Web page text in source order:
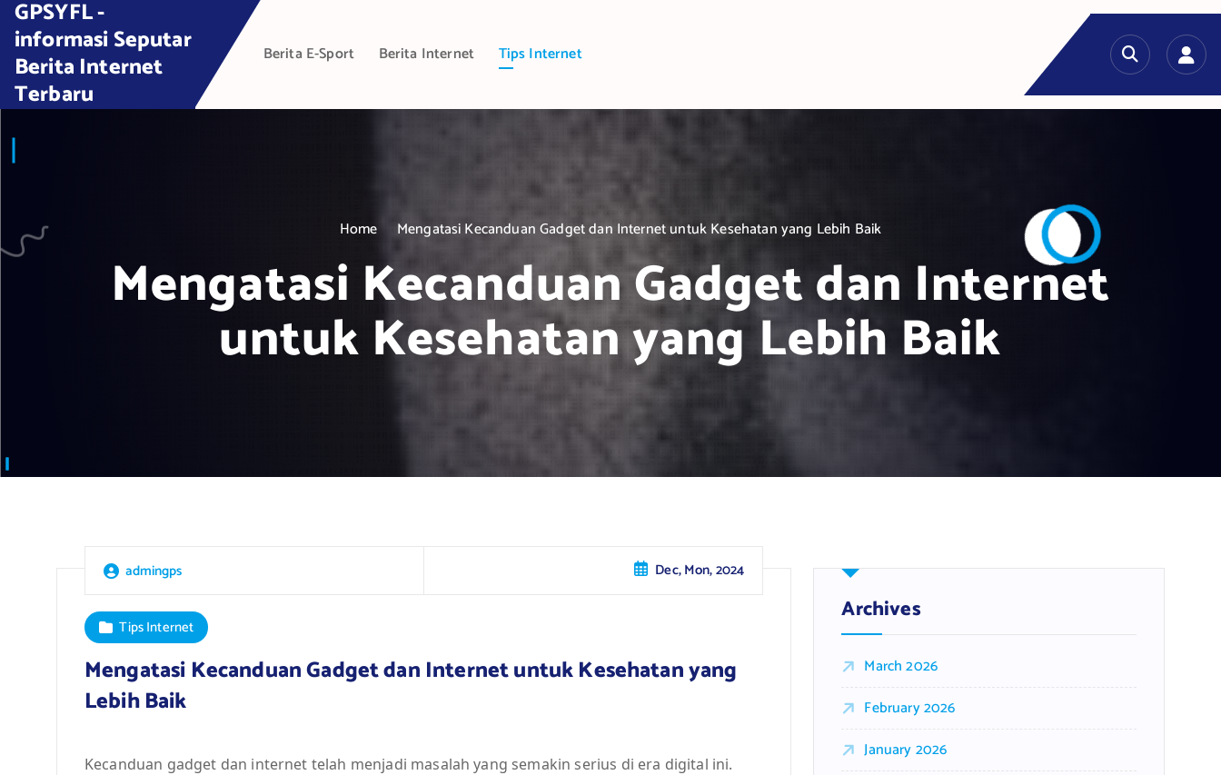
n
GPSYFL -
informasi Seputar
Berita Internet
Terbaru
Berita E-Sport Berita Internet Tips Internet
Home Mengatasi Kecanduan Gadget dan Internet untuk Kesehatan yang Lebih Baik
Mengatasi Kecanduan Gadget dan Internet
untuk Kesehatan yang Lebih Baik
admingps Dec, Mon, 2024
Tips Internet
Mengatasi Kecanduan Gadget dan Internet untuk Kesehatan yang
Lebih Baik
Kecanduan gadget dan internet telah menjadi masalah yang semakin serius di era digital ini.
Archives
March 2026
February 2026
January 2026